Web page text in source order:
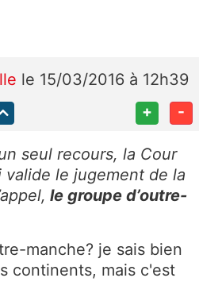
le 15/03/2016 à 12h39
+ -
seul recours, la Cour
le jugement de la
le groupe d’outre-
manche? je sais bien
continents, mais c'est